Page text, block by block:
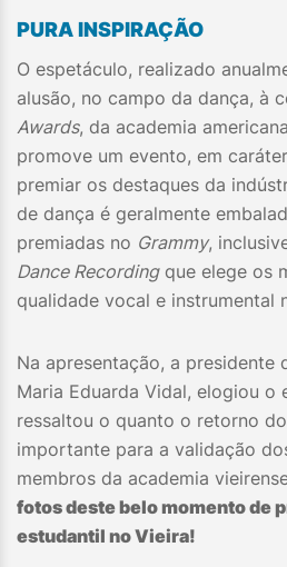
PURA INSPIRAÇÃO
O espetáculo, realizado
alusão, no campo da dança, à
Awards, da academia
promove um evento, em
premiar os destaques da
de dança é geralmente
premiadas no Grammy,
Dance Recordingque elege os
qualidade vocal e instrumental
Na apresentação, a presidente
Maria Eduarda Vidal, elogiou o
ressaltou o quanto o retorno
importante para a validação
membros da academia
fotos deste belo momento de
estudantil no Vieira!